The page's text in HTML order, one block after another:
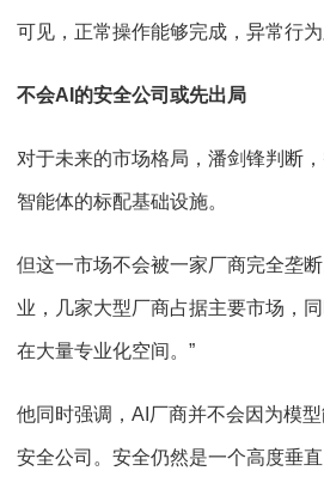
可见，正常操作能够完成，异常行
不会AI的安全公司或先出局
对于未来的市场格局，潘剑锋判断
智能体的标配基础设施。
但这一市场不会被一家厂商完全垄
业，几家大型厂商占据主要市场，
在大量专业化空间。”
他同时强调，AI厂商并不会因为模
安全公司。安全仍然是一个高度垂